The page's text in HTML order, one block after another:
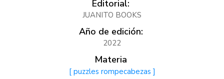
Editorial:
JUANITO BOOKS
Año de edición:
2022
Materia
[ puzzles rompecabezas ]